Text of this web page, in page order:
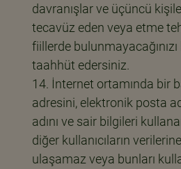
davranışlar ve üçüncü
tecavüz eden veya etme
fiillerde
taahhüt edersiniz.
İnternet ortamında bir
adresini, elektronik posta
adını ve sair bilgileri
diğer kullanıcıların
ulaşamaz veya bunları